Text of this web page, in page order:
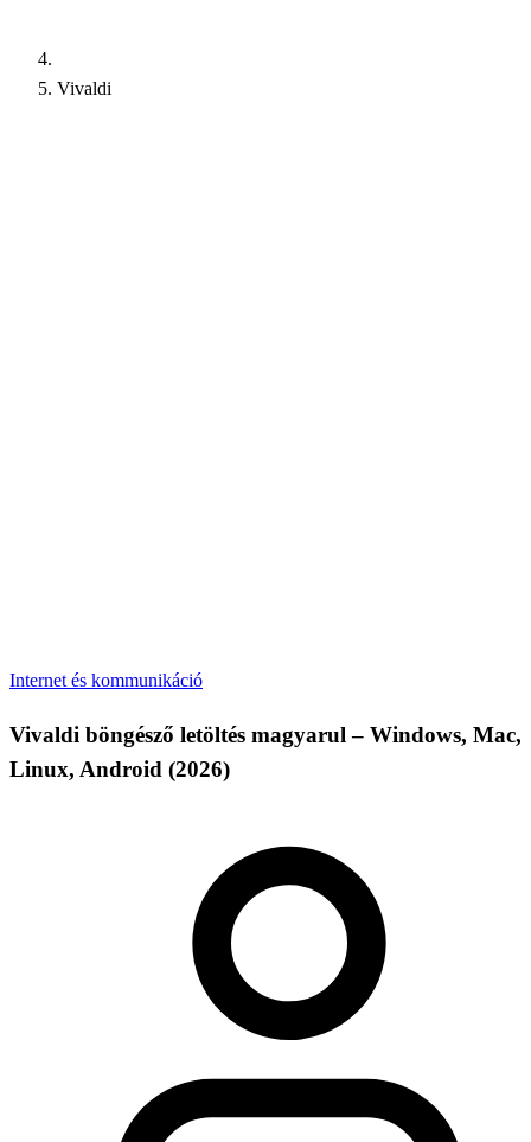
Vivaldi
Internet és kommunikáció
Vivaldi böngésző letöltés magyarul – Windows, Mac,
Linux, Android (2026)